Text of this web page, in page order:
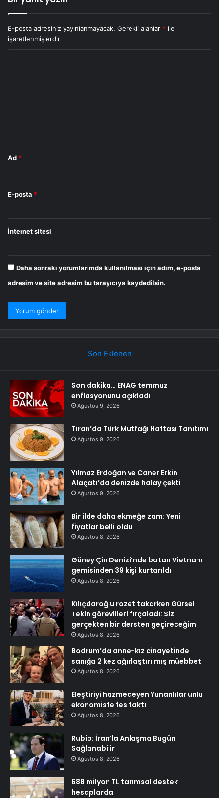
E-posta adresiniz yayınlanmayacak. Gerekli alanlar * ile
işaretlenmişlerdir
Ad *
E-posta *
İnternet sitesi
Daha sonraki yorumlarımda kullanılması için adım, e-posta
adresim ve site adresim bu tarayıcıya kaydedilsin.
Son Eklenen
Son dakika… ENAG temmuz
enflasyonunu açıkladı
Ağustos 9, 2026
Tiran’da Türk Mutfağı Haftası Tanıtımı
Ağustos 9, 2026
Yılmaz Erdoğan ve Caner Erkin
Alaçatı’da denizde halay çekti
Ağustos 9, 2026
Bir ilde daha ekmeğe zam: Yeni
fiyatlar belli oldu
Ağustos 8, 2026
Güney Çin Denizi’nde batan Vietnam
gemisinden 39 kişi kurtarıldı
Ağustos 8, 2026
Kılıçdaroğlu rozet takarken Gürsel
Tekin görevlileri fırçaladı: Sizi
gerçekten bir dersten geçireceğim
Ağustos 8, 2026
Bodrum’da anne-kız cinayetinde
sanığa 2 kez ağırlaştırılmış müebbet
Ağustos 8, 2026
Eleştiriyi hazmedeyen Yunanlılar ünlü
ekonomiste fes taktı
Ağustos 8, 2026
Rubio: İran’la Anlaşma Bugün
Sağlanabilir
Ağustos 8, 2026
688 milyon TL tarımsal destek
hesaplarda